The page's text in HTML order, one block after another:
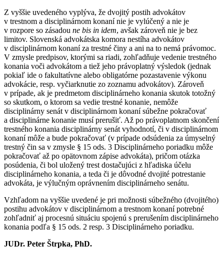
Z vyššie uvedeného vyplýva, že dvojitý postih advokátov
v trestnom a disciplinárnom konaní nie je vylúčený a nie je
v rozpore so zásadou ne bis in idem, avšak zároveň nie je bez
limitov. Slovenská advokátska komora nestíha advokátov
v disciplinárnom konaní za trestné činy a ani na to nemá právomoc.
V zmysle predpisov, ktorými sa riadi, zohľadňuje vedenie trestného
konania voči advokátom a tiež jeho právoplatný výsledok (jednak
pokiaľ ide o fakultatívne alebo obligatórne pozastavenie výkonu
advokácie, resp. vyčiarknutie zo zoznamu advokátov). Zároveň
v prípade, ak je predmetom disciplinárneho konania skutok totožný
so skutkom, o ktorom sa vedie trestné konanie, nemôže
disciplinárny senát v disciplinárnom konaní súbežne pokračovať
a disciplinárne konanie musí prerušiť. Až po právoplatnom skončení
trestného konania disciplinárny senát vyhodnotí, či v disciplinárnom
konaní môže a bude pokračovať (v prípade odsúdenia za úmyselný
trestný čin sa v zmysle § 15 ods. 3 Disciplinárneho poriadku môže
pokračovať až po opätovnom zápise advokáta), pričom otázka
posúdenia, či bol uložený trest dostačujúci z hľadiska účelu
disciplinárneho konania, a teda či je dôvodné dvojité potrestanie
advokáta, je výlučným oprávnením disciplinárneho senátu.
Vzhľadom na vyššie uvedené je pri možnosti súbežného (dvojitého)
postihu advokátov v disciplinárnom a trestnom konaní potrebné
zohľadniť aj procesnú situáciu spojenú s prerušením disciplinárneho
konania podľa § 15 ods. 2 resp. 3 Disciplinárneho poriadku.
JUDr. Peter Štrpka, PhD.